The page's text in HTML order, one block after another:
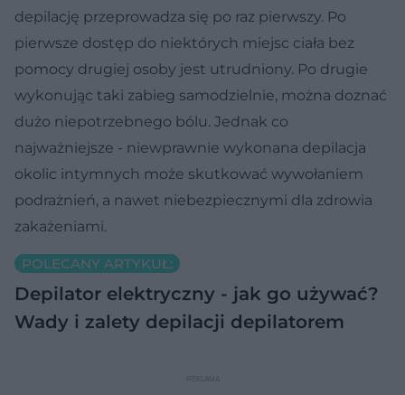
depilację przeprowadza się po raz pierwszy. Po
pierwsze dostęp do niektórych miejsc ciała bez
pomocy drugiej osoby jest utrudniony. Po drugie
wykonując taki zabieg samodzielnie, można doznać
dużo niepotrzebnego bólu. Jednak co
najważniejsze - niewprawnie wykonana depilacja
okolic intymnych może skutkować wywołaniem
podrażnień, a nawet niebezpiecznymi dla zdrowia
zakażeniami.
POLECANY ARTYKUŁ:
Depilator elektryczny - jak go używać?
Wady i zalety depilacji depilatorem